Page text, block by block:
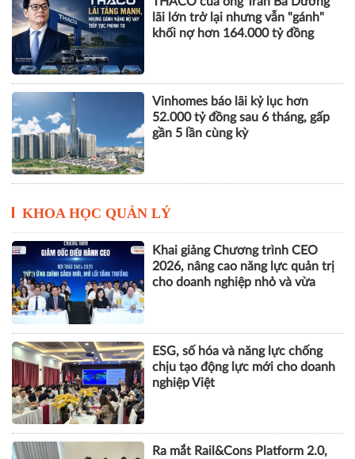
lãi lớn trở lại nhưng vẫn "gánh"
khối nợ hơn 164.000 tỷ đồng
Vinhomes báo lãi kỷ lục hơn
52.000 tỷ đồng sau 6 tháng, gấp
gần 5 lần cùng kỳ
KHOA HỌC QUẢN LÝ
Khai giảng Chương trình CEO
2026, nâng cao năng lực quản trị
cho doanh nghiệp nhỏ và vừa
ESG, số hóa và năng lực chống
chịu tạo động lực mới cho doanh
nghiệp Việt
Ra mắt Rail&Cons Platform 2.0,